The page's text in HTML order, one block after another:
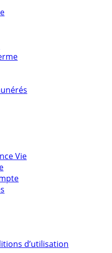
Vie
d’utilisation